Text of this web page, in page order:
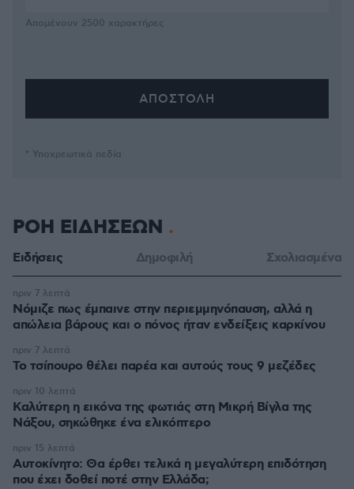
Απομένουν 2500 χαρακτήρες
* Υποχρεωτικά πεδία
ΡΟΗ ΕΙΔΗΣΕΩΝ
Ειδήσεις Δημοφιλή Σχολιασμένα
Νόμιζε πως έμπαινε στην περιεμμηνόπαυση, αλλά η
απώλεια βάρους και ο πόνος ήταν ενδείξεις καρκίνου
πριν 7 λεπτά
Το τσίπουρο θέλει παρέα και αυτούς τους 9 μεζέδες
πριν 7 λεπτά
Καλύτερη η εικόνα της φωτιάς στη Μικρή Βίγλα της
Νάξου, σηκώθηκε ένα ελικόπτερο
πριν 10 λεπτά
Αυτοκίνητο: Θα έρθει τελικά η μεγαλύτερη επιδότηση
που έχει δοθεί ποτέ στην Ελλάδα;
πριν 15 λεπτά